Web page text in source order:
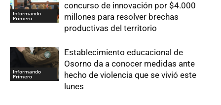
Informando
Primero
concurso de innovación por $4.000
millones para resolver brechas
productivas del territorio
Informando
Primero
Establecimiento educacional de
Osorno da a conocer medidas ante
hecho de violencia que se vivió este
lunes